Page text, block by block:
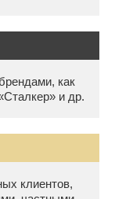
как
и др.
клиентов,